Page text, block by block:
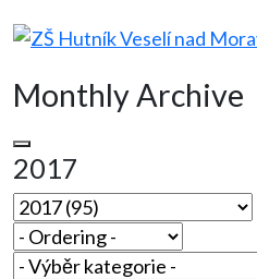
Monthly Archive
2017